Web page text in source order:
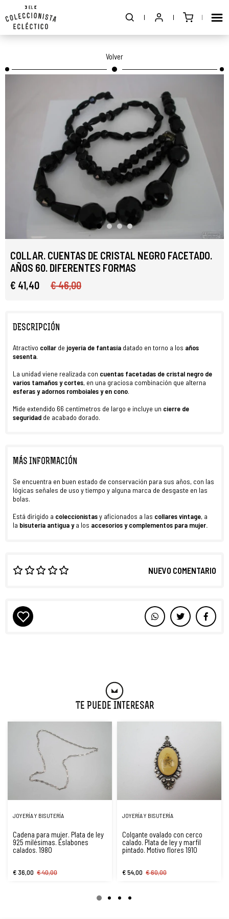
Volver
COLLAR. CUENTAS DE CRISTAL NEGRO FACETADO.
AÑOS 60. DIFERENTES FORMAS
€ 41,40
€ 46,00
DESCRIPCIÓN
Atractivo collar de joyería de fantasía datado en torno a los años
sesenta.
La unidad viene realizada con cuentas facetadas de cristal negro de
varios tamaños y cortes, en una graciosa combinación que alterna
esferas y adornos romboiales y en cono.
Mide extendido 66 centímetros de largo e incluye un cierre de
seguridad de acabado dorado.
MÁS INFORMACIÓN
Se encuentra en buen estado de conservación para sus años, con las
lógicas señales de uso y tiempo y alguna marca de desgaste en las
bolas.
Está dirigido a coleccionistasy aficionados a las collares vintage, a
la bisutería antigua ya los accesorios y complementos para mujer.
NUEVO COMENTARIO
Te Puede Interesar
JOYERÍA Y BISUTERÍA
Cadena para mujer. Plata de ley
925 milésimas. Eslabones
calados. 1980
€ 36,00 € 40,00
JOYERÍA Y BISUTERÍA
Colgante ovalado con cerco
calado. Plata de ley y marfil
pintado. Motivo flores 1910
€ 54,00 € 60,00